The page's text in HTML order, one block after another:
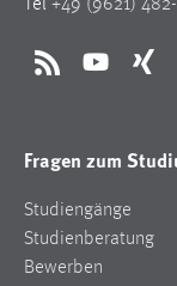
Tel +49 (9621)
RSS YouTubeXing
Fragen zum
Studiengänge
Studienberatung
Bewerben